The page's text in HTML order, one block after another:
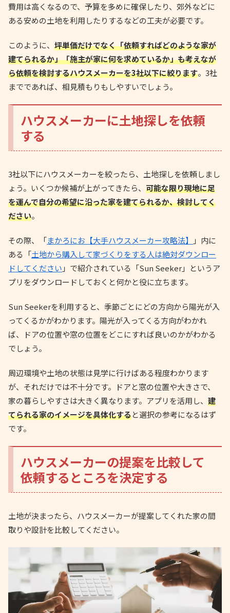
費用は高くなるので、予算を多めに確保したり、郊外などに
ある安めの土地を利用したりするなどの工夫が必要です。
このように、 坪単価だけでなく「依頼すればどのような家が
建てられるか」「施主が家に何を求めているか」も考えなが
ら依頼を検討するハウスメーカーを3社以下に絞ります。3社
までであれば、相見積もりもしやすいでしょう。
ハウスメーカーに土地探しを依頼
する
3社以下にハウスメーカーを絞ったら、土地探しを依頼しまし
ょう。いくつか候補が上がってきたら、 可能な限り現地に足
を運んで自分の希望に沿った家を建てられるか、検討してく
ださい。
その際、「まかろにお【大手ハウスメーカー攻略法】
」内に
ある「土地から購入して家づくりをする人は絶対ダウンロー
ドしてください 」で紹介されている「Sun Seeker」というア
プリをダウンロードしておくと何かと役に立ちます。
Sun Seekerを利用すると、季節ごとにどの方向から陽光が入
ってくるかがわかります。陽光が入ってくる方向がわかれ
ば、ドアの位置や窓の位置をどこにすれば良いのかがわかる
でしょう。
周辺環境や土地の状態は見学に行けばある程度わかります
が、それだけでは不十分です。ドアと窓の位置や大きさで、
家の暮らしやすさは大きく異なります。アプリを活用し、 建
てられる家のイメージを具体化すると選択の参考になるはず
です。
ハウスメーカーの提案を比較して
依頼するところを決定する
土地が決まったら、ハウスメーカーが提案してくれた家の間
取りや設計を比較してください。